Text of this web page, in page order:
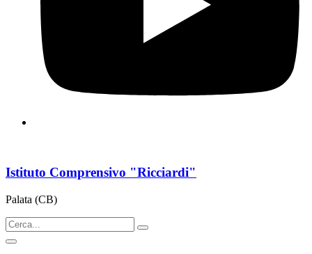
Istituto Comprensivo "Ricciardi"
Palata (CB)